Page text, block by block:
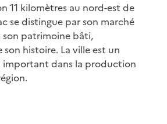
11 kilomètres au nord-est de
se distingue par son marché
patrimoine bâti,
histoire. La ville est un
important dans la production